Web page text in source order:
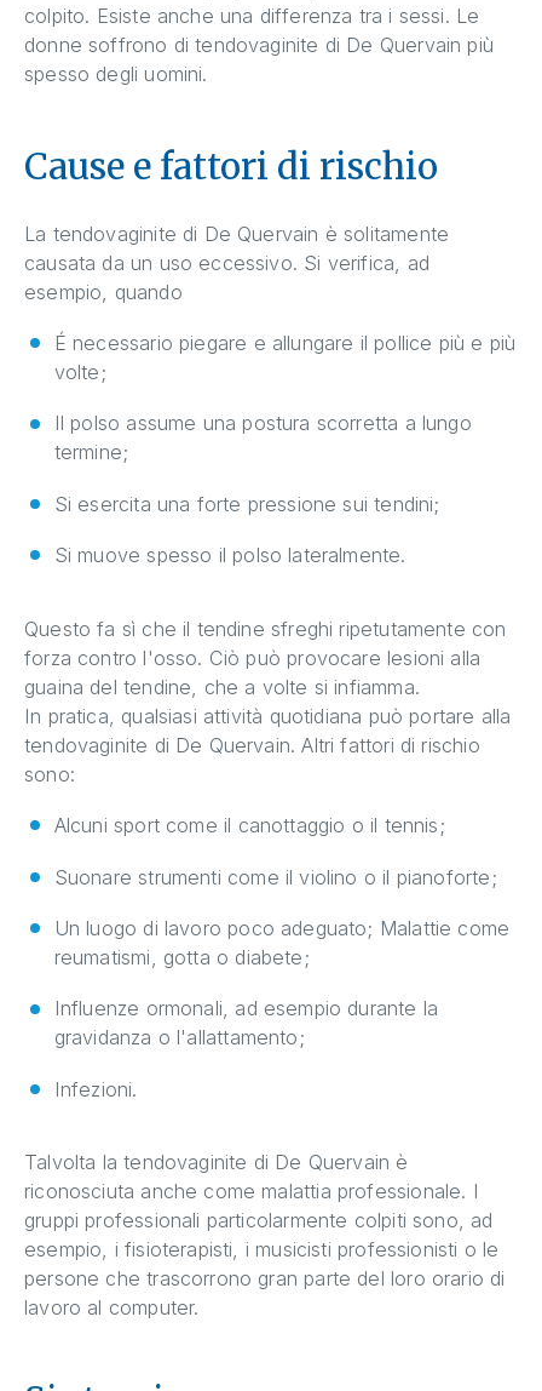
colpito. Esiste anche una differenza tra i sessi. Le
donne soffrono di tendovaginite di De Quervain più
spesso degli uomini.
Cause e fattori di rischio
La tendovaginite di De Quervain è solitamente
causata da un uso eccessivo. Si verifica, ad
esempio, quando
É necessario piegare e allungare il pollice più e più
volte;
Il polso assume una postura scorretta a lungo
termine;
Si esercita una forte pressione sui tendini;
Si muove spesso il polso lateralmente.
Questo fa sì che il tendine sfreghi ripetutamente con
forza contro l'osso. Ciò può provocare lesioni alla
guaina del tendine, che a volte si infiamma.
In pratica, qualsiasi attività quotidiana può portare alla
tendovaginite di De Quervain. Altri fattori di rischio
sono:
Alcuni sport come il canottaggio o il tennis;
Suonare strumenti come il violino o il pianoforte;
Un luogo di lavoro poco adeguato; Malattie come
reumatismi, gotta o diabete;
Influenze ormonali, ad esempio durante la
gravidanza o l'allattamento;
Infezioni.
Talvolta la tendovaginite di De Quervain è
riconosciuta anche come malattia professionale. I
gruppi professionali particolarmente colpiti sono, ad
esempio, i fisioterapisti, i musicisti professionisti o le
persone che trascorrono gran parte del loro orario di
lavoro al computer.